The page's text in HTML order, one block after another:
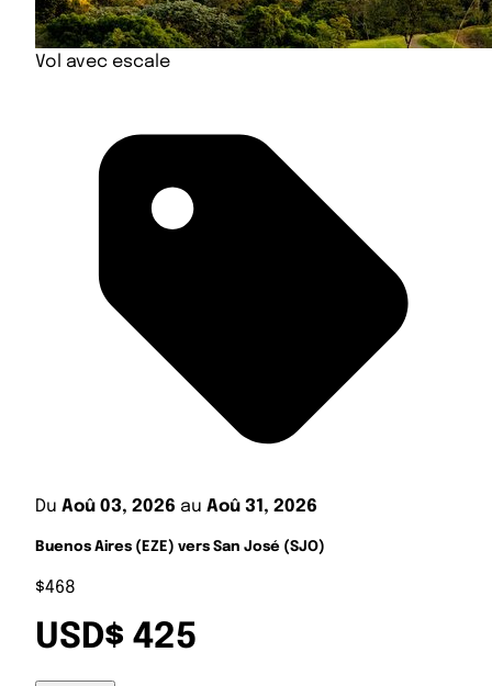
Vol avec escale
Du Aoû 03, 2026 au Aoû 31, 2026
Buenos Aires (EZE) vers San José (SJO)
$468
USD$ 425